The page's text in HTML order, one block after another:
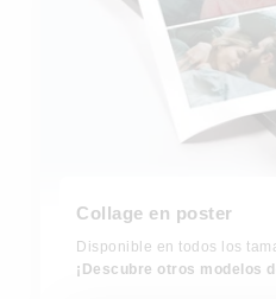
Collage en poster
Disponible en todos los
¡Descubre otros modelos